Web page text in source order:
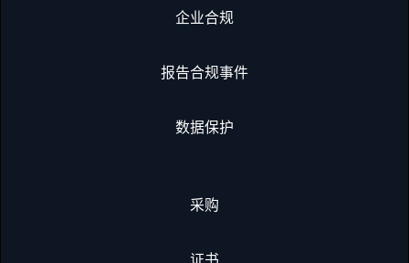
企业合规
报告合规事件
数据保护
采购